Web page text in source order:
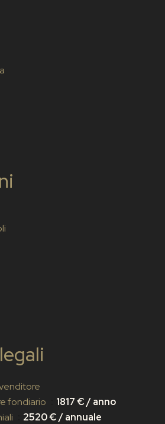
fondiario
1817 € / anno
2520 € / annuale